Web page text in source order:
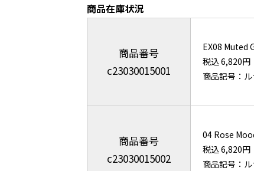
商品在庫状況
商品番号
c23030015001
EX08 Muted
税込 6,820円
商品記号：
商品番号
c23030015002
04 Rose
税込 6,820円
商品記号：